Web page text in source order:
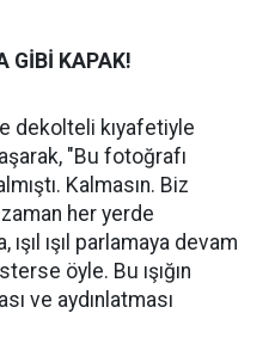
GİBİ KAPAK!
dekolteli kıyafetiyle
"Bu fotoğrafı
Kalmasın. Biz
her yerde
ışıl parlamaya devam
öyle. Bu ışığın
ve aydınlatması